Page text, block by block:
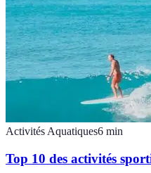
Activités Aquatiques6 min
Top 10 des activités